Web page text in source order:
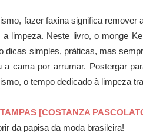
fazer faxina significa
limpeza. Neste livro, o monge
dicas simples, práticas, mas
a cama por arrumar. Postergar
o tempo dedicado à limpeza
[COSTANZA
da papisa da moda brasileira!